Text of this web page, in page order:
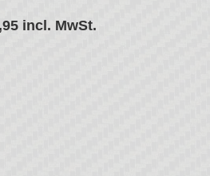
incl. MwSt.